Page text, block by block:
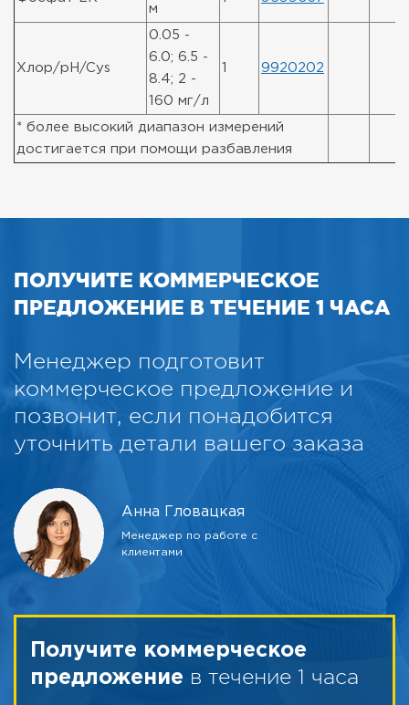
м
Хлор/pH/Cys
0.05 -
6.0; 6.5 -
8.4; 2 -
160 мг/л
1 9920202
* более высокий диапазон измерений
достигается при помощи разбавления
ПОЛУЧИТЕ КОММЕРЧЕСКОЕ
ПРЕДЛОЖЕНИЕ В ТЕЧЕНИЕ 1 ЧАСА
Менеджер подготовит
коммерческое предложение и
позвонит, если понадобится
уточнить детали вашего заказа
Анна Гловацкая
Менеджер по работе с
клиентами
Получите коммерческое
предложение в течение 1 часа